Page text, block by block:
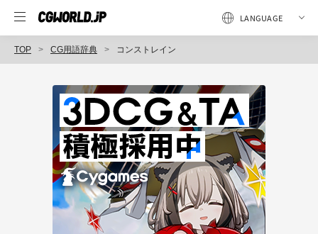
TOP CG用語辞典 コンストレイン